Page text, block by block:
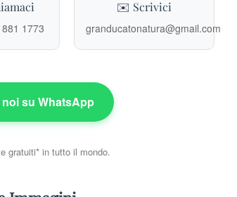
1773
✉️ Scrivici
granducatonatura@gmail.com
noi su WhatsApp
gratuiti* in tutto il mondo.